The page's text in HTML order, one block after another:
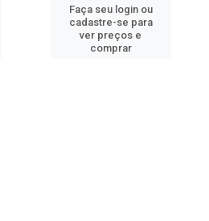
Faça seu login ou
cadastre-se para
ver preços e
comprar